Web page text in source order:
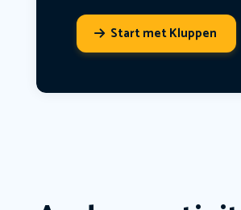
Start met Kluppen